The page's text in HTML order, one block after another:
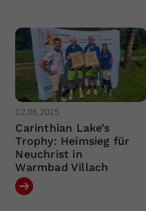
02.06.2025
Carinthian Lake’s
Trophy: Heimsieg für
Neuchrist in
Warmbad Villach